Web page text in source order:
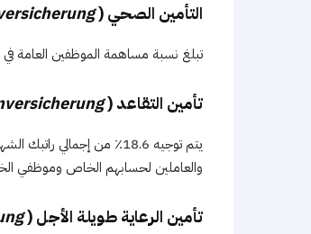
التأمين الصحي (
تبلغ نسبة مساهمة الموظفين العامة في
تأمين التقاعد (
يتم توجيه 18.6٪ من إجمالي راتبك الشهري (
والعاملين لحسابهم الخاص وموظفي
تأمين الرعاية طويلة الأجل (